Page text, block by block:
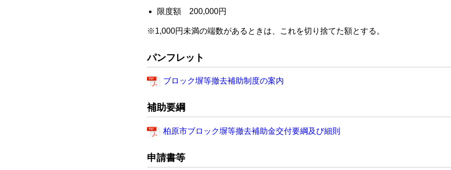
限度額 200,000円
※1,000円未満の端数があるときは、これを切り捨てた額とする。
パンフレット
ブロック塀等撤去補助制度の案内
補助要綱
柏原市ブロック塀等撤去補助金交付要綱及び細則
申請書等